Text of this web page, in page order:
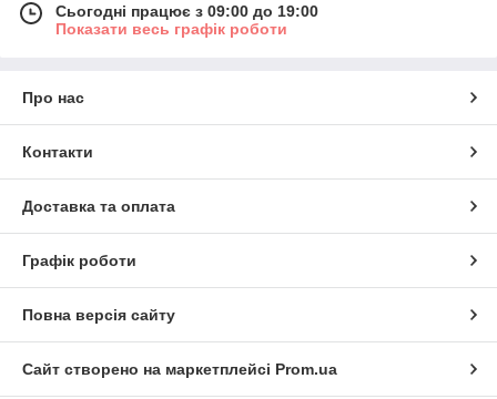
Сьогодні працює з 09:00 до 19:00
Показати весь графік роботи
Про нас
Контакти
Доставка та оплата
Графік роботи
Повна версія сайту
Сайт створено на маркетплейсі Prom.ua